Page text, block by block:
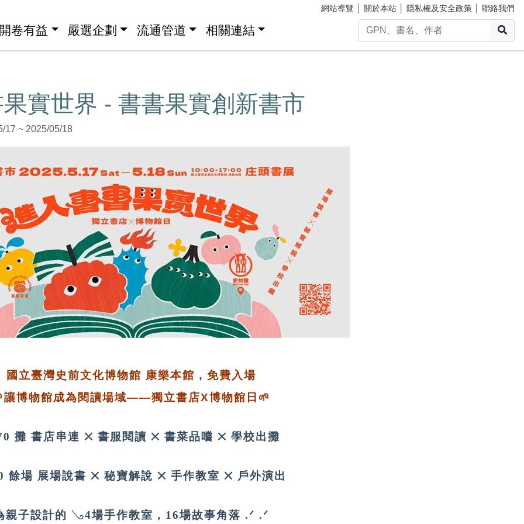
網站導覽 關於本站 隱私權及安全政策 聯絡我們
卷有益 嚴選企劃 流通管道 相關連結
實世界 - 書書果實創新書市
17 ~ 2025/05/18
國立臺灣史前文化博物館 康樂本館，免費入場
讓博物館成為閱讀場域——獨立書店X博物館日🌱
攤 書店串連 ྾ 書服閱讀 ྾ 書菜品嚐 ྾ 學校出攤
餘場 展場說書 ྾ 秘寶解說 ྾ 手作教室 ྾ 戶外演出
親子設計的 𓂅4場手作教室，16場故事角落 .ᐟ .ᐟ